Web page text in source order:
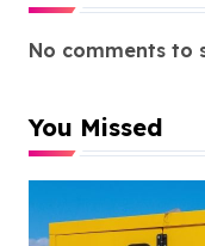
No comments to
You Missed